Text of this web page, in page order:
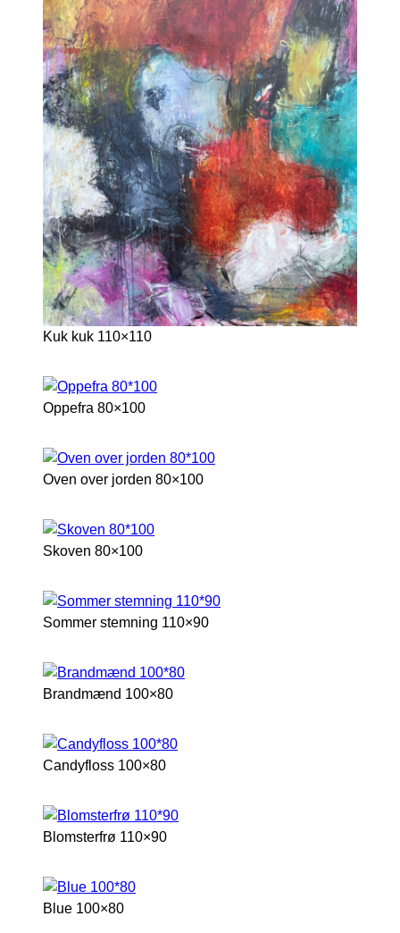
Kuk kuk 110×110
Oppefra 80×100
Oven over jorden 80×100
Skoven 80×100
Sommer stemning 110×90
Brandmænd 100×80
Candyfloss 100×80
Blomsterfrø 110×90
Blue 100×80